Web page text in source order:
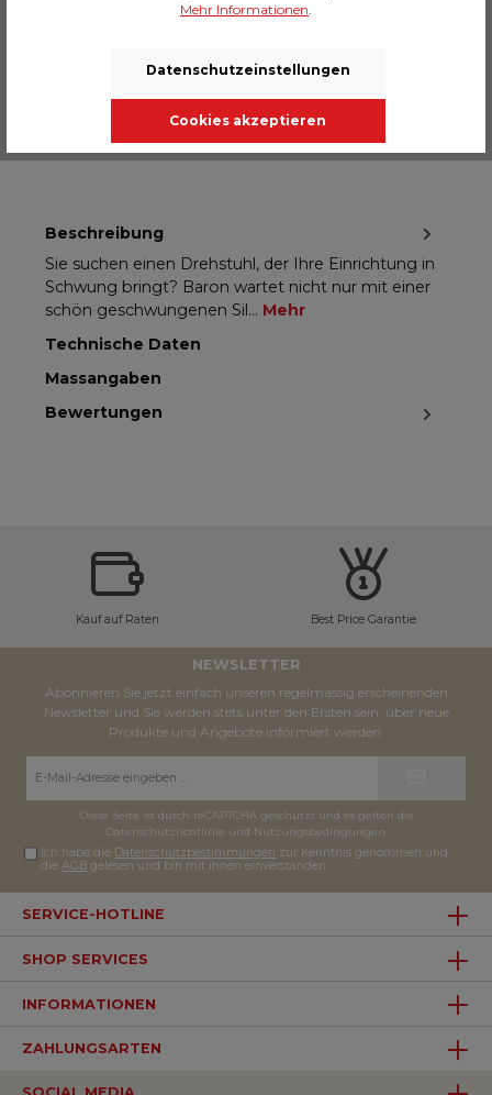
180 Grad drehbar – praktisch als Drehstuhl fürs
Sitzhöhe von 49cm
Der besonders langlebige Bezug ist OEKO-TEX
Beschreibung
Sie suchen einen Drehstuhl, der Ihre Einrichtung in
Schwung bringt? Baron wartet nicht nur mit einer
schön geschwungenen Sil… Mehr
Technische Daten
Massangaben
Bewertungen
Kauf auf Raten Best Price Garantie
NEWSLETTER
Abonnieren Sie jetzt einfach unseren regelmässig erscheinenden
Newsletter und Sie werden stets unter den Ersten sein, über neue
Produkte und Angebote informiert werden.
Diese Seite ist durch reCAPTCHA geschützt und es gelten die
Datenschutzrichtlinie und Nutzungsbedingungen
Ich habe die Datenschutzbestimmungen zur Kenntnis genommen und
dieAGB gelesen und bin mit ihnen einverstanden.
SERVICE-HOTLINE
SHOP SERVICES
INFORMATIONEN
ZAHLUNGSARTEN
Mehr Informationen.
Datenschutzeinstellungen
Cookies akzeptieren